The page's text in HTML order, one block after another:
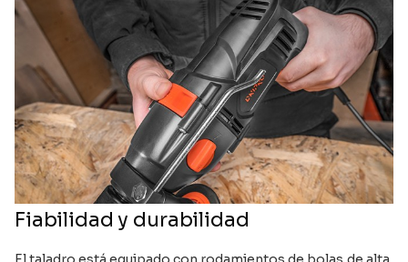
Fiabilidad y durabilidad